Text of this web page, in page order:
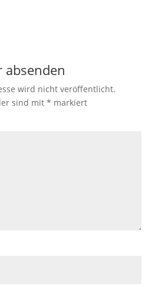
absenden
wird nicht veröffentlicht.
sind mit * markiert